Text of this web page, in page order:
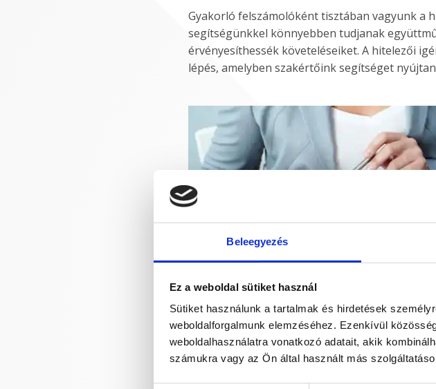
Beleegyezés
Ez a weboldal sütiket használ
Sütiket használunk a tartalmak és hirdetések
weboldalforgalmunk elemzéséhez. Ezenkívül
weboldalhasználatra vonatkozó adatait, akik
számukra vagy az Ön által használt más
Gyakorló felszámolóként tisztában vagyunk a
segítségünkkel könnyebben tudjanak
érvényesíthessék követeléseiket. A hitelezői
lépés, amelyben szakértőink segítséget